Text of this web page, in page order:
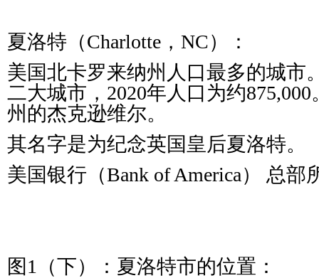
夏洛特（Charlotte，NC）：
美国北卡罗来纳州人口最多的城市
二大城市，2020年人口为约
州的杰克逊维尔。
其名字是为纪念英国皇后夏洛特。
美国银行（Bank of America） 总部
图1（下）：夏洛特市的位置：